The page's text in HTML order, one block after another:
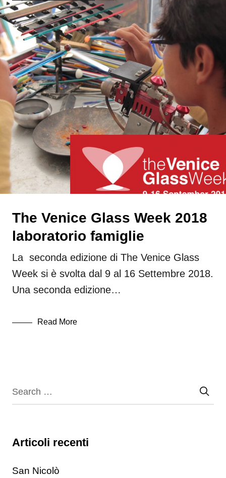
The Venice Glass Week 2018
laboratorio famiglie
La seconda edizione di The Venice Glass
Week si è svolta dal 9 al 16 Settembre 2018.
Una seconda edizione…
Read More
Articoli recenti
San Nicolò